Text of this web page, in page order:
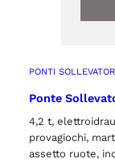
PONTI
Ponte
4,2 t,
provagiochi,
assetto ruote,